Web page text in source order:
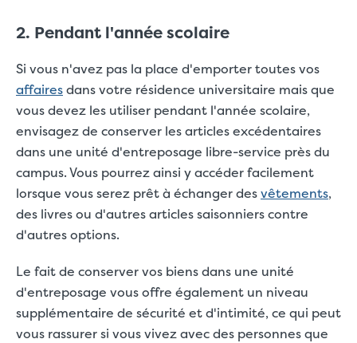
2. Pendant l'année scolaire
Si vous n'avez pas la place d'emporter toutes vos
affairesdans votre résidence universitaire mais que
vous devez les utiliser pendant l'année scolaire,
envisagez de conserver les articles excédentaires
dans une unité d'entreposage libre-service près du
campus. Vous pourrez ainsi y accéder facilement
lorsque vous serez prêt à échanger desvêtements,
des livres ou d'autres articles saisonniers contre
d'autres options.
Le fait de conserver vos biens dans une unité
d'entreposage vous offre également un niveau
supplémentaire de sécurité et d'intimité, ce qui peut
vous rassurer si vous vivez avec des personnes que